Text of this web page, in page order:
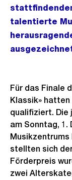
talentierte
Für das Finale
Klassik» hatten
qualifiziert. Die
am Sonntag, 1.
Musikzentrums
stellten sich
Förderpreis
zwei